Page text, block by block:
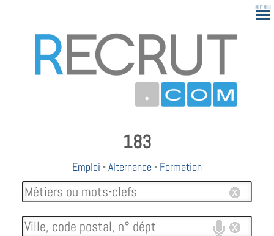
183
Emploi -Alternance - Formation